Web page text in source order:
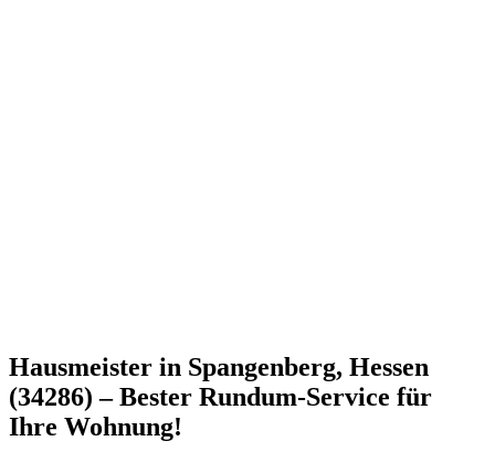
Hausmeister in Spangenberg, Hessen
(34286) – Bester Rundum-Service für
Ihre Wohnung!